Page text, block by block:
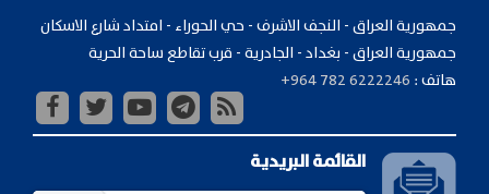
جمهورية ​العراق - النجف الاشرف - حي الحوراء - امتداد شارع الاسكان
جمهورية العراق - بغداد - الجادرية - قرب تقاطع ساحة الحرية
هاتف : +964 782 6222246
القائمة البريدية